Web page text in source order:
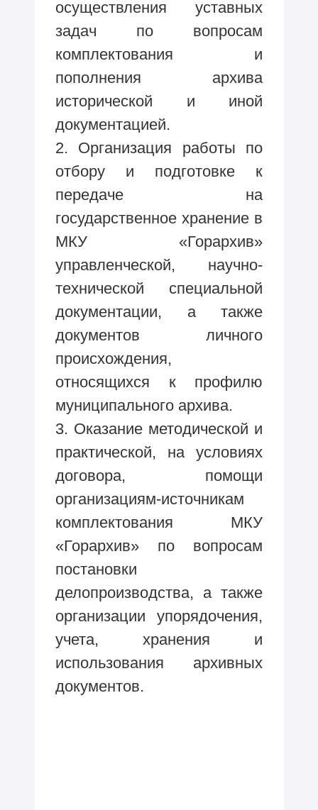
осуществления уставных
задач по вопросам
комплектования и
пополнения архива
исторической и иной
документацией.
2. Организация работы по
отбору и подготовке к
передаче на
государственное хранение в
МКУ «Горархив»
управленческой, научно-
технической специальной
документации, а также
документов личного
происхождения,
относящихся к профилю
муниципального архива.
3. Оказание методической и
практической, на условиях
договора, помощи
организациям-источникам
комплектования МКУ
«Горархив» по вопросам
постановки
делопроизводства, а также
организации упорядочения,
учета, хранения и
использования архивных
документов.